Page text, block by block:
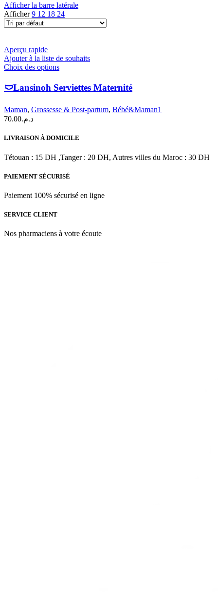
Afficher la barre latérale
Afficher9 12 18 24
Aperçu rapide
Ajouter à la liste de souhaits
Choix des optionsCe
plusieurs
Les
être
sur
la
page
du
🩲Lansinoh Serviettes Maternité
Maman, Grossesse & Post-partum, Bébé&Maman1
د.م.70.00
LIVRAISON À DOMICILE
Tétouan : 15 DH ,Tanger : 20 DH, Autres villes du Maroc : 30 DH
PAIEMENT SÉCURISÉ
Paiement 100% sécurisé en ligne
SERVICE CLIENT
Nos pharmaciens à votre écoute